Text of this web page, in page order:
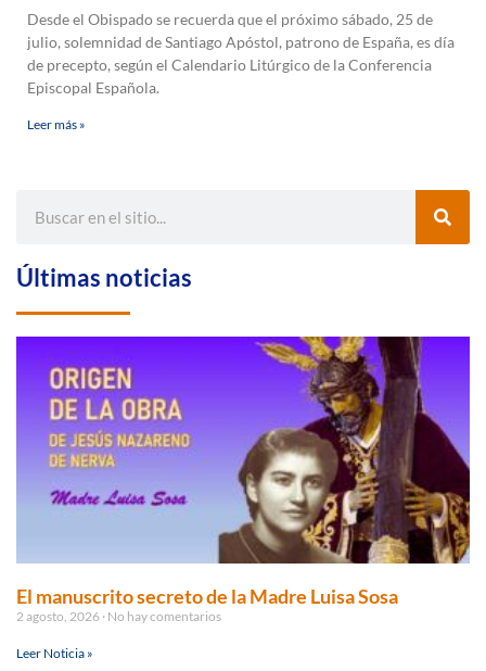
Desde el Obispado se recuerda que el próximo sábado, 25 de
julio, solemnidad de Santiago Apóstol, patrono de España, es día
de precepto, según el Calendario Litúrgico de la Conferencia
Episcopal Española.
Leer más »
Últimas noticias
El manuscrito secreto de la Madre Luisa Sosa
2 agosto, 2026 No hay comentarios
Leer Noticia »